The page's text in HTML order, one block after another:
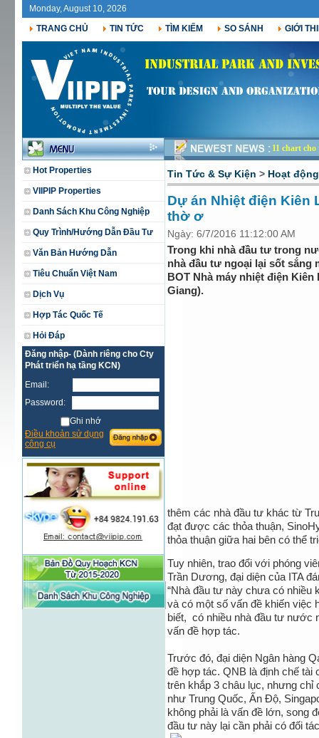
Monday, August 10, 2026
TRANG CHỦ
TIN TỨC TÌM KIẾM SO SÁNH GIỚI
Hot Properties
VIIPIP Properties
Danh Sách Khu Công Nghiệp
Quy Trình/Hướng Dẫn Đầu Tư
Văn Bản Hướng Dẫn
Tiêu Chuẩn Việt Nam
Dịch Vụ
Hợp Tác Quốc Tế
Hỏi Đáp
Đăng nhập- (Dành riêng cho Cty
Phát triển hạ tầng KCN)
Email:
Password:
Ghi nhớ
Điều khoản sử dụng
công cụ
11 chart
Tin Tức & Sự Kiện > Hoạt
Dự án Nhiệt điện Kiên
thờ ơ
Ngày: 6/7/2016 11:12:00 AM
Trong khi nhà đầu tư trong
nhà đầu tư ngoại lại sốt sắng
BOT Nhà máy nhiệt điện
Giang).
thêm các nhà đầu tư khác từ
đạt được các thỏa thuận,
thỏa thuận giữa hai bên có thể
Tuy nhiên, trao đổi với phóng
Trần Dương, đại diện của ITA
“Nhà đầu tư này chưa có
và có một số vấn đề khiến việc
biết, có nhiều nhà đầu tư nước
vấn đề hợp tác.
Trước đó, đại diện Ngân hàng
đề hợp tác. QNB là định chế tài
trên khắp 3 châu lục, nhưng chỉ
như Trung Quốc, Ấn Độ,
không phải là vấn đề lớn, song
đầu tư này lại cần phải có đối